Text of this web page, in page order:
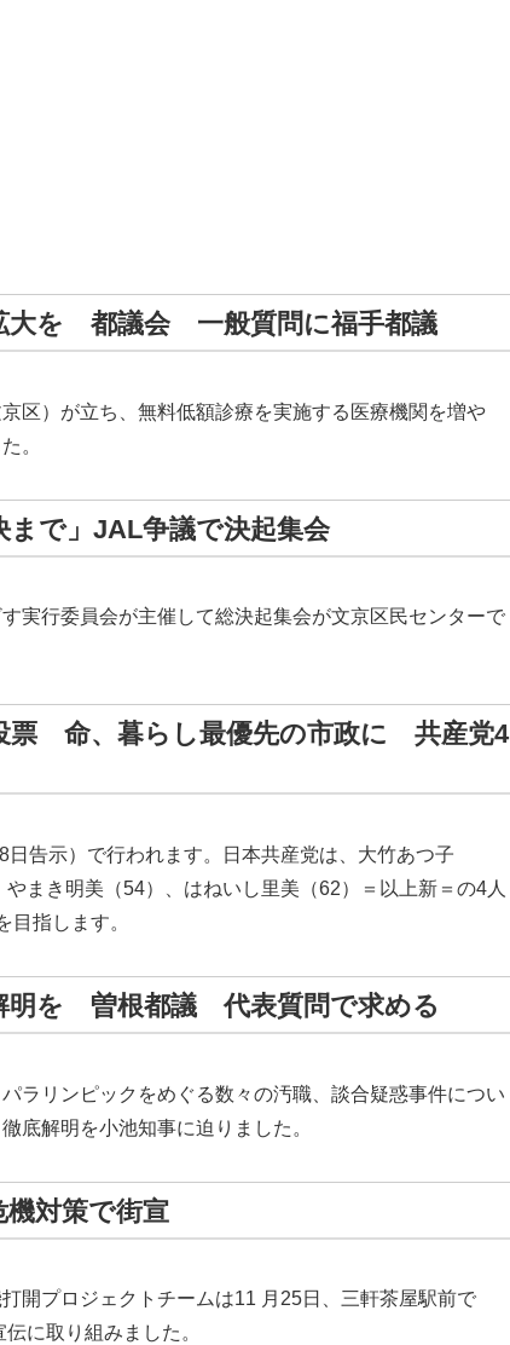
大を 都議会 一般質問に福手都議
区）が立ち、無料低額診療を実施する医療機関を増や
。
まで」JAL争議で決起集会
実行委員会が主催して総決起集会が文京区民センターで
票 命、暮らし最優先の市政に 共産党4
告示）で行われます。日本共産党は、大竹あつ子
まき明美（54）、はねいし里美（62）＝以上新＝の4人
目指します。
明を 曽根都議 代表質問で求める
ラリンピックをめぐる数々の汚職、談合疑惑事件につい
底解明を小池知事に迫りました。
対策で街宣
開プロジェクトチームは11 月25日、三軒茶屋駅前で
に取り組みました。